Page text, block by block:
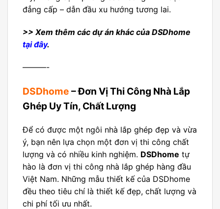
đẳng cấp – dẫn đầu xu hướng tương lai.
>> Xem thêm các dự án khác của DSDhome
tại đây.
———-
DSDhome – Đơn Vị Thi Công Nhà Lắp
Ghép Uy Tín, Chất Lượng
Để có được một ngôi nhà lắp ghép đẹp và vừa
ý, bạn nên lựa chọn một đơn vị thi công chất
lượng và có nhiều kinh nghiệm. DSDhome tự
hào là đơn vị thi công nhà lắp ghép hàng đầu
Việt Nam. Những mẫu thiết kế của DSDhome
đều theo tiêu chí là thiết kế đẹp, chất lượng và
chi phí tối ưu nhất.